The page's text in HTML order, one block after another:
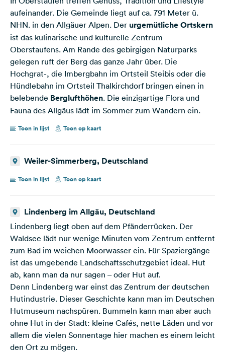
aufeinander. Die Gemeinde liegt auf ca. 791 Meter ü.
NHN. in den Allgäuer Alpen. Der urgemütliche Ortskern
ist das kulinarische und kulturelle Zentrum
Oberstaufens. Am Rande des gebirgigen Naturparks
gelegen ruft der Berg das ganze Jahr über. Die
Hochgrat-, die Imbergbahn im Ortsteil Steibis oder die
Hündlebahn im Ortsteil Thalkirchdorf bringen einen in
belebende Berglufthöhen. Die einzigartige Flora und
Fauna des Allgäus lädt im Sommer zum Wandern ein.
Toon in lijst Toon op kaart
Weiler-Simmerberg, Deutschland
Toon in lijst Toon op kaart
Lindenberg im Allgäu, Deutschland
Lindenberg liegt oben auf dem Pfänderrücken. Der
Waldsee lädt nur wenige Minuten vom Zentrum entfernt
zum Bad im weichen Moorwasser ein. Für Spaziergänge
ist das umgebende Landschaftsschutzgebiet ideal. Hut
ab, kann man da nur sagen – oder Hut auf.
Denn Lindenberg war einst das Zentrum der deutschen
Hutindustrie. Dieser Geschichte kann man im Deutschen
Hutmuseum nachspüren. Bummeln kann man aber auch
ohne Hut in der Stadt: kleine Cafés, nette Läden und vor
allem die vielen Sonnentage hier machen es einem leicht
den Ort zu mögen.